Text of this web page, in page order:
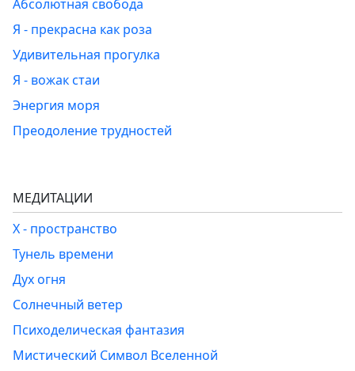
Абсолютная свобода
Я - прекрасна как роза
Удивительная прогулка
Я - вожак стаи
Энергия моря
Преодоление трудностей
МЕДИТАЦИИ
Х - пространство
Тунель времени
Дух огня
Солнечный ветер
Психоделическая фантазия
Мистический Символ Вселенной